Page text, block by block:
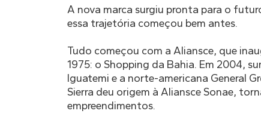
A nova marca surgiu pronta para o
essa trajetória começou bem antes.
Tudo começou com a Aliansce, que
1975: o Shopping da Bahia. Em 2004,
Iguatemi e a norte-americana General
Sierra deu origem à Aliansce Sonae,
empreendimentos.